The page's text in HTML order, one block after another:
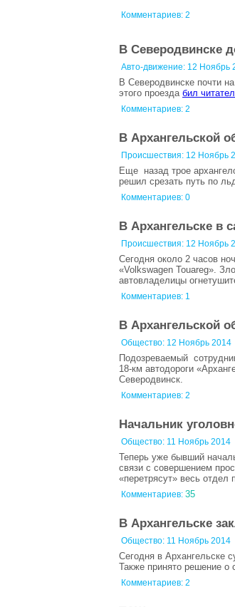
Комментариев: 2
В Северодвинске
Авто-движение: 12 Ноябрь
В Северодвинске почти
этого проезда бил
Комментариев: 2
B Архангельской
Происшествия: 12 Ноябрь
Еще назад трое
решил срезать путь по
Комментариев: 0
В Архангельске в
Происшествия: 12 Ноябрь
Сегодня около 2 часов
«Volkswagen Touareg».
автовладелицы
Комментариев: 1
В Архангельской
Общество: 12 Ноябрь 2014
Подозреваемый
18-км автодороги
Северодвинск.
Комментариев: 2
Начальник
Общество: 11 Ноябрь 2014
Теперь уже бывший
связи с совершением
«перетрясут» весь отдел
Комментариев: 35
В Архангельске
Общество: 11 Ноябрь 2014
Сегодня в Архангельске
Также принято решение о
Комментариев: 2